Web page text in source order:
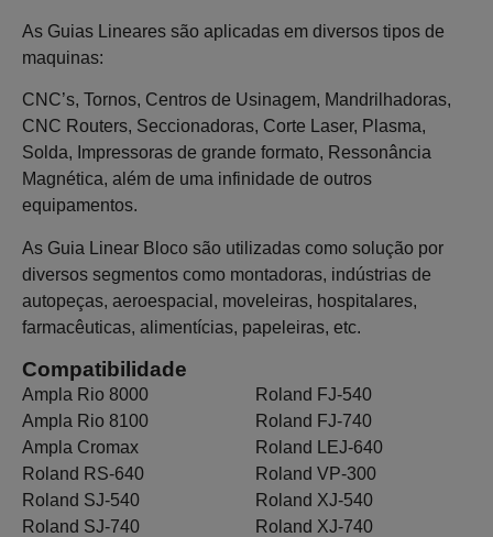
As Guias Lineares são aplicadas em diversos tipos de
maquinas:
CNC’s, Tornos, Centros de Usinagem, Mandrilhadoras,
CNC Routers, Seccionadoras, Corte Laser, Plasma,
Solda, Impressoras de grande formato, Ressonância
Magnética, além de uma infinidade de outros
equipamentos.
As Guia Linear Bloco são utilizadas como solução por
diversos segmentos como montadoras, indústrias de
autopeças, aeroespacial, moveleiras, hospitalares,
farmacêuticas, alimentícias, papeleiras, etc.
Compatibilidade
Ampla Rio 8000
Ampla Rio 8100
Ampla Cromax
Roland RS-640
Roland SJ-540
Roland SJ-740
Roland FJ-540
Roland FJ-740
Roland LEJ-640
Roland VP-300
Roland XJ-540
Roland XJ-740